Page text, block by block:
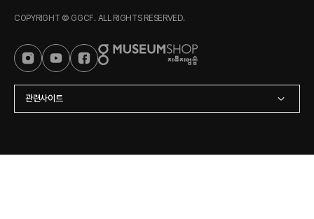
COPYRIGHT © GGCF. ALL RIGHTS RESERVED.
관련사이트